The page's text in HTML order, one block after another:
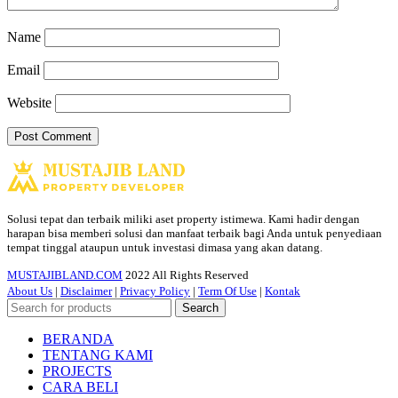
Name
Email
Website
Solusi tepat dan terbaik miliki aset property istimewa. Kami hadir dengan
harapan bisa memberi solusi dan manfaat terbaik bagi Anda untuk penyediaan
tempat tinggal ataupun untuk investasi dimasa yang akan datang.
MUSTAJIBLAND.COM 2022 All Rights Reserved
About Us | Disclaimer| Privacy Policy | Term Of Use | Kontak
Search
BERANDA
TENTANG KAMI
PROJECTS
CARA BELI